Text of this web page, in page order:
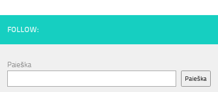
FOLLOW:
Paieška
Paieška